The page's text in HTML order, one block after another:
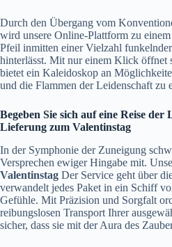
Durch den Übergang vom
wird unsere Online-Plattform zu
Pfeil inmitten einer Vielzahl funkelnder
hinterlässt. Mit nur einem Klick öffnet
bietet ein Kaleidoskop an
und die Flammen der Leidenschaft zu
Begeben Sie sich auf eine Reise
Lieferung zum Valentinstag
In der Symphonie der Zuneigung
Versprechen ewiger Hingabe mit.
Valentinstag Der Service geht über
verwandelt jedes Paket in ein Schiff
Gefühle. Mit Präzision und Sorgfalt
reibungslosen Transport Ihrer
sicher, dass sie mit der Aura des